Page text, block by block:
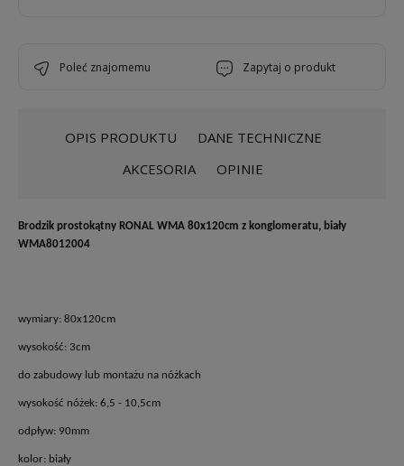
poleć znajomemu zapytaj o produkt
OPIS PRODUKTU
DANE TECHNICZNE
AKCESORIA
OPINIE
Brodzik prostokątny RONAL WMA 80x120cm z konglomeratu, biały
WMA8012004
wymiary: 80x120cm
wysokość: 3cm
do zabudowy lub montażu na nóżkach
wysokość nóżek: 6,5 - 10,5cm
odpływ: 90mm
kolor: biały